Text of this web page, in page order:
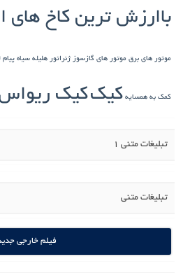
باارزش ترین کاخ های
موتور های برق موتور های گازسوز ژنراتور هلیله سیاه
کمک به همسایه کیککیک
تبلیغات متنی 1
تبلیغات متنی
فیلم خارجی